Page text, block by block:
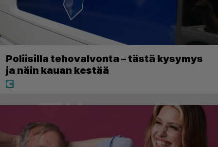
Poliisilla tehovalvonta – tästä kysymys
ja näin kauan kestää